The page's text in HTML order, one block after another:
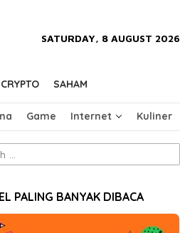
SATURDAY, 8 AUGUST 2026
CRYPTO SAHAM
Game Internet Kuliner
PALING BANYAK DIBACA